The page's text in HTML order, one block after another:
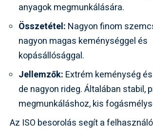
anyagok megmunkálására.
Összetétel: Nagyon finom
nagyon magas keménységgel és
kopásállósággal.
Jellemzők: Extrém keménység
de nagyon rideg. Általában stabil,
megmunkáláshoz, kis
Az ISO besorolás segít a